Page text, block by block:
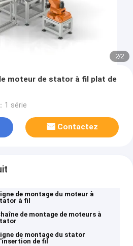
2/2
moteur de stator à fil plat de
1 série
Contactez
de montage du moteur à
à fil
de montage de moteurs à
de montage du stator
de fil